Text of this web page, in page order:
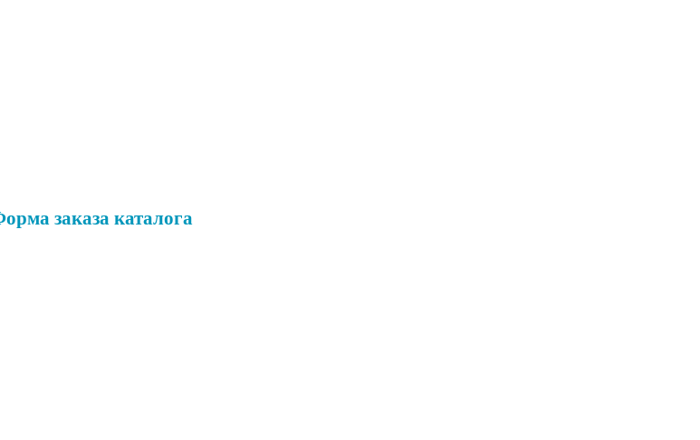
заказа каталога